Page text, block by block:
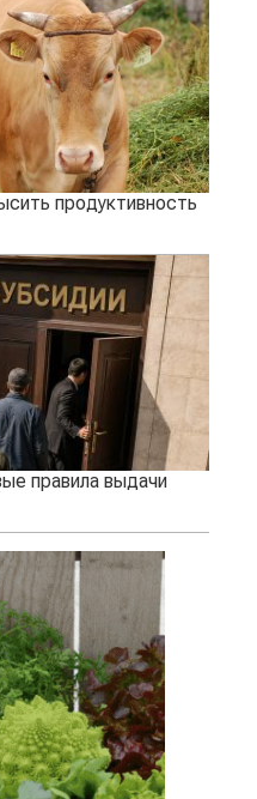
продуктивность
правила выдачи